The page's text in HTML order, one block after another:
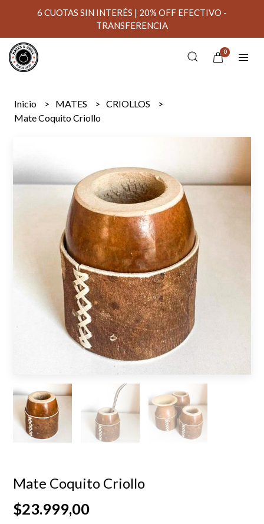
6 CUOTAS SIN INTERÉS | 20% OFF EFECTIVO -
TRANSFERENCIA
0
Inicio MATES
CRIOLLOS
Mate Coquito Criollo
Mate Coquito Criollo
$23.999,00